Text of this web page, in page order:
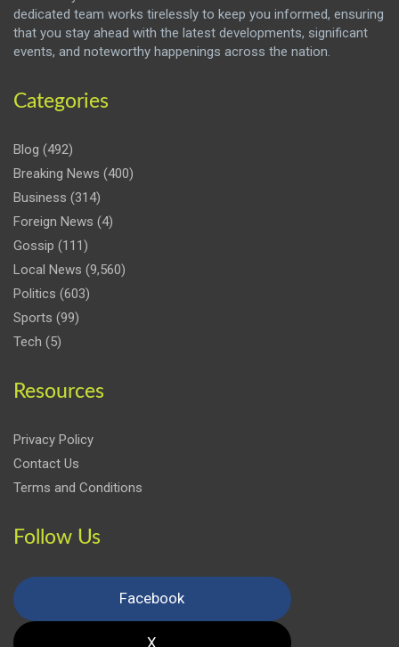
dedicated team works tirelessly to keep you informed, ensuring
that you stay ahead with the latest developments, significant
events, and noteworthy happenings across the nation.
Categories
Blog (492)
Breaking News (400)
Business (314)
Foreign News (4)
Gossip (111)
Local News (9,560)
Politics (603)
Sports (99)
Tech (5)
Resources
Privacy Policy
Contact Us
Terms and Conditions
Follow Us
Facebook
X